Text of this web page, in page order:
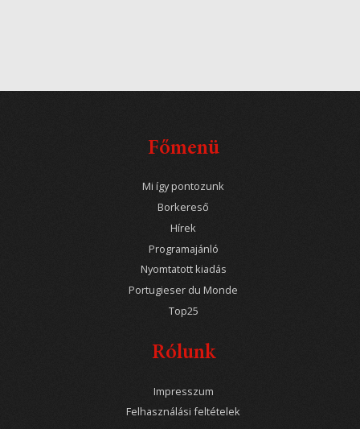
Főmenü
Mi így pontozunk
Borkereső
Hírek
Programajánló
Nyomtatott kiadás
Portugieser du Monde
Top25
Rólunk
Impresszum
Felhasználási feltételek